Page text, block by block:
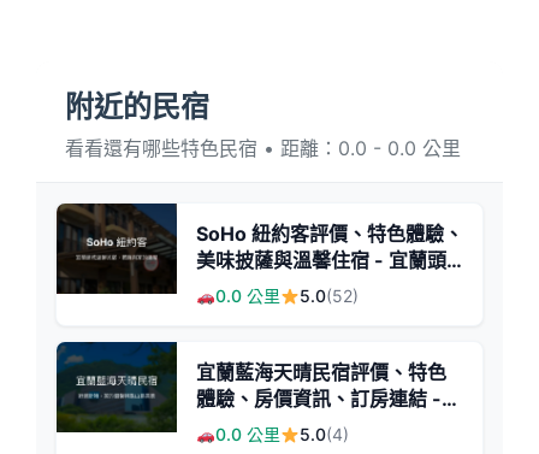
附近的民宿
看看還有哪些特色民宿 • 距離：0.0 - 0.0 公里
SoHo 紐約客評價、特色體驗、
美味披薩與溫馨住宿 - 宜蘭頭
城溫暖民宿
0.0 公里 5.0(52)
宜蘭藍海天晴民宿評價、特色
體驗、房價資訊、訂房連結 -
親子友善與包棟首選
0.0 公里 5.0(4)